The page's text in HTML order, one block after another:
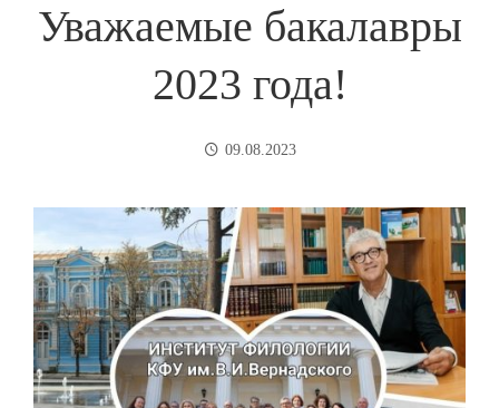
Уважаемые бакалавры
2023 года!
09.08.2023